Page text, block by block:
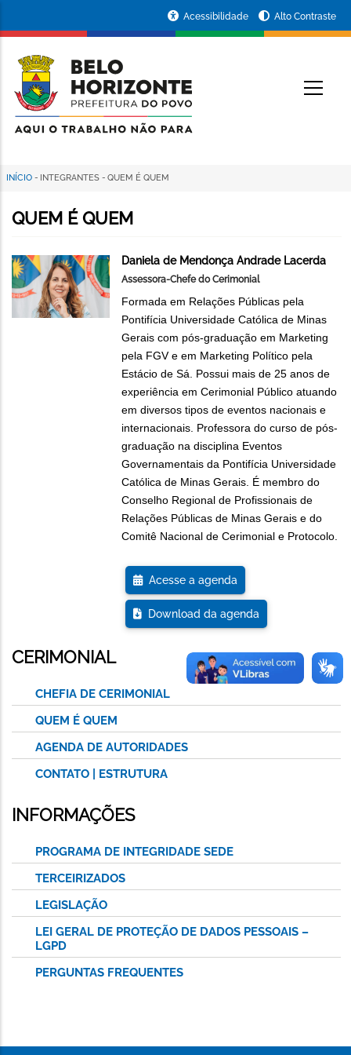
conteúdo
principal
da
Prefeitura
de
Horizonte
Acessibilidade Alto Contraste
Trilha
de
INÍCIO - INTEGRANTES - QUEM É QUEM
QUEM É QUEM
Daniela de Mendonça Andrade Lacerda
Assessora-Chefe do Cerimonial
Formada em Relações Públicas pela
Pontifícia Universidade Católica de Minas
Gerais com pós-graduação em Marketing
pela FGV e em Marketing Político pela
Estácio de Sá. Possui mais de 25 anos de
experiência em Cerimonial Público atuando
em diversos tipos de eventos nacionais e
internacionais. Professora do curso de pós-
graduação na disciplina Eventos
Governamentais da Pontifícia Universidade
Católica de Minas Gerais. É membro do
Conselho Regional de Profissionais de
Relações Públicas de Minas Gerais e do
Comitê Nacional de Cerimonial e Protocolo.
Acesse a agenda
Download da agenda
CERIMONIAL
CHEFIA DE CERIMONIAL
QUEM É QUEM
AGENDA DE AUTORIDADES
CONTATO | ESTRUTURA
INFORMAÇÕES
PROGRAMA DE INTEGRIDADE SEDE
TERCEIRIZADOS
LEGISLAÇÃO
LEI GERAL DE PROTEÇÃO DE DADOS PESSOAIS –
LGPD
PERGUNTAS FREQUENTES